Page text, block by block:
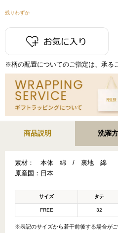
残りわずか
※柄の配置についてのご指定は、承る
商品説明 洗濯
素材：
本体 綿 / 裏地 綿
原産国： 日本
サイズ タテ
FREE 32
※表記のサイズから若干前後する場合がご